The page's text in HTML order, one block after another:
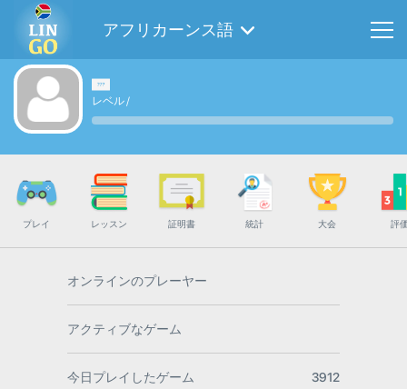
アフリカーンス語
レベル/
プレイ レッスン 証明書 統計 大会 評
オンラインのプレーヤー
アクティブなゲーム
今日プレイしたゲーム 3912